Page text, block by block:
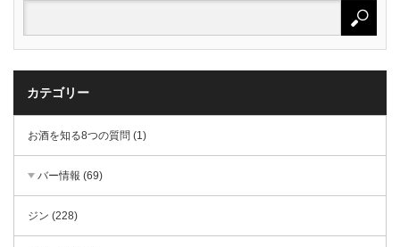
カテゴリー
お酒を知る8つの質問 (1)
バー情報 (69)
ジン (228)